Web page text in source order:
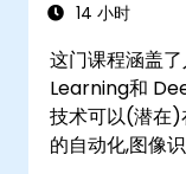
14 小时
这门课程涵盖
Learning和
技术可以(潜在)
的自动化,图像